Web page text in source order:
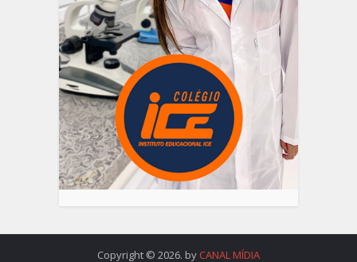
Copyright © 2026. by CANAL MÍDIA